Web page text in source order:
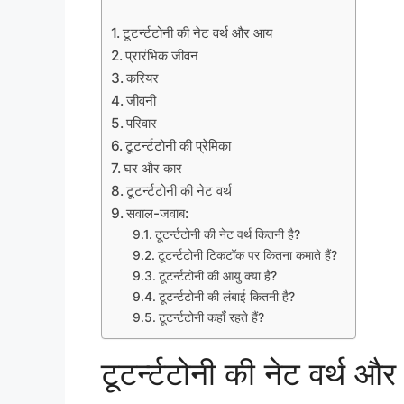
टूटर्न्टटोनी की नेट वर्थ और आय
प्रारंभिक जीवन
करियर
जीवनी
परिवार
टूटर्न्टटोनी की प्रेमिका
घर और कार
टूटर्न्टटोनी की नेट वर्थ
सवाल-जवाब:
टूटर्न्टटोनी की नेट वर्थ कितनी है?
टूटर्न्टटोनी टिकटॉक पर कितना कमाते हैं?
टूटर्न्टटोनी की आयु क्या है?
टूटर्न्टटोनी की लंबाई कितनी है?
टूटर्न्टटोनी कहाँ रहते हैं?
टूटर्न्टटोनी की नेट वर्थ